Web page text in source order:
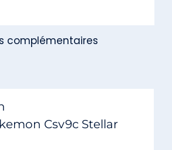
complémentaires
Csv9c Stellar